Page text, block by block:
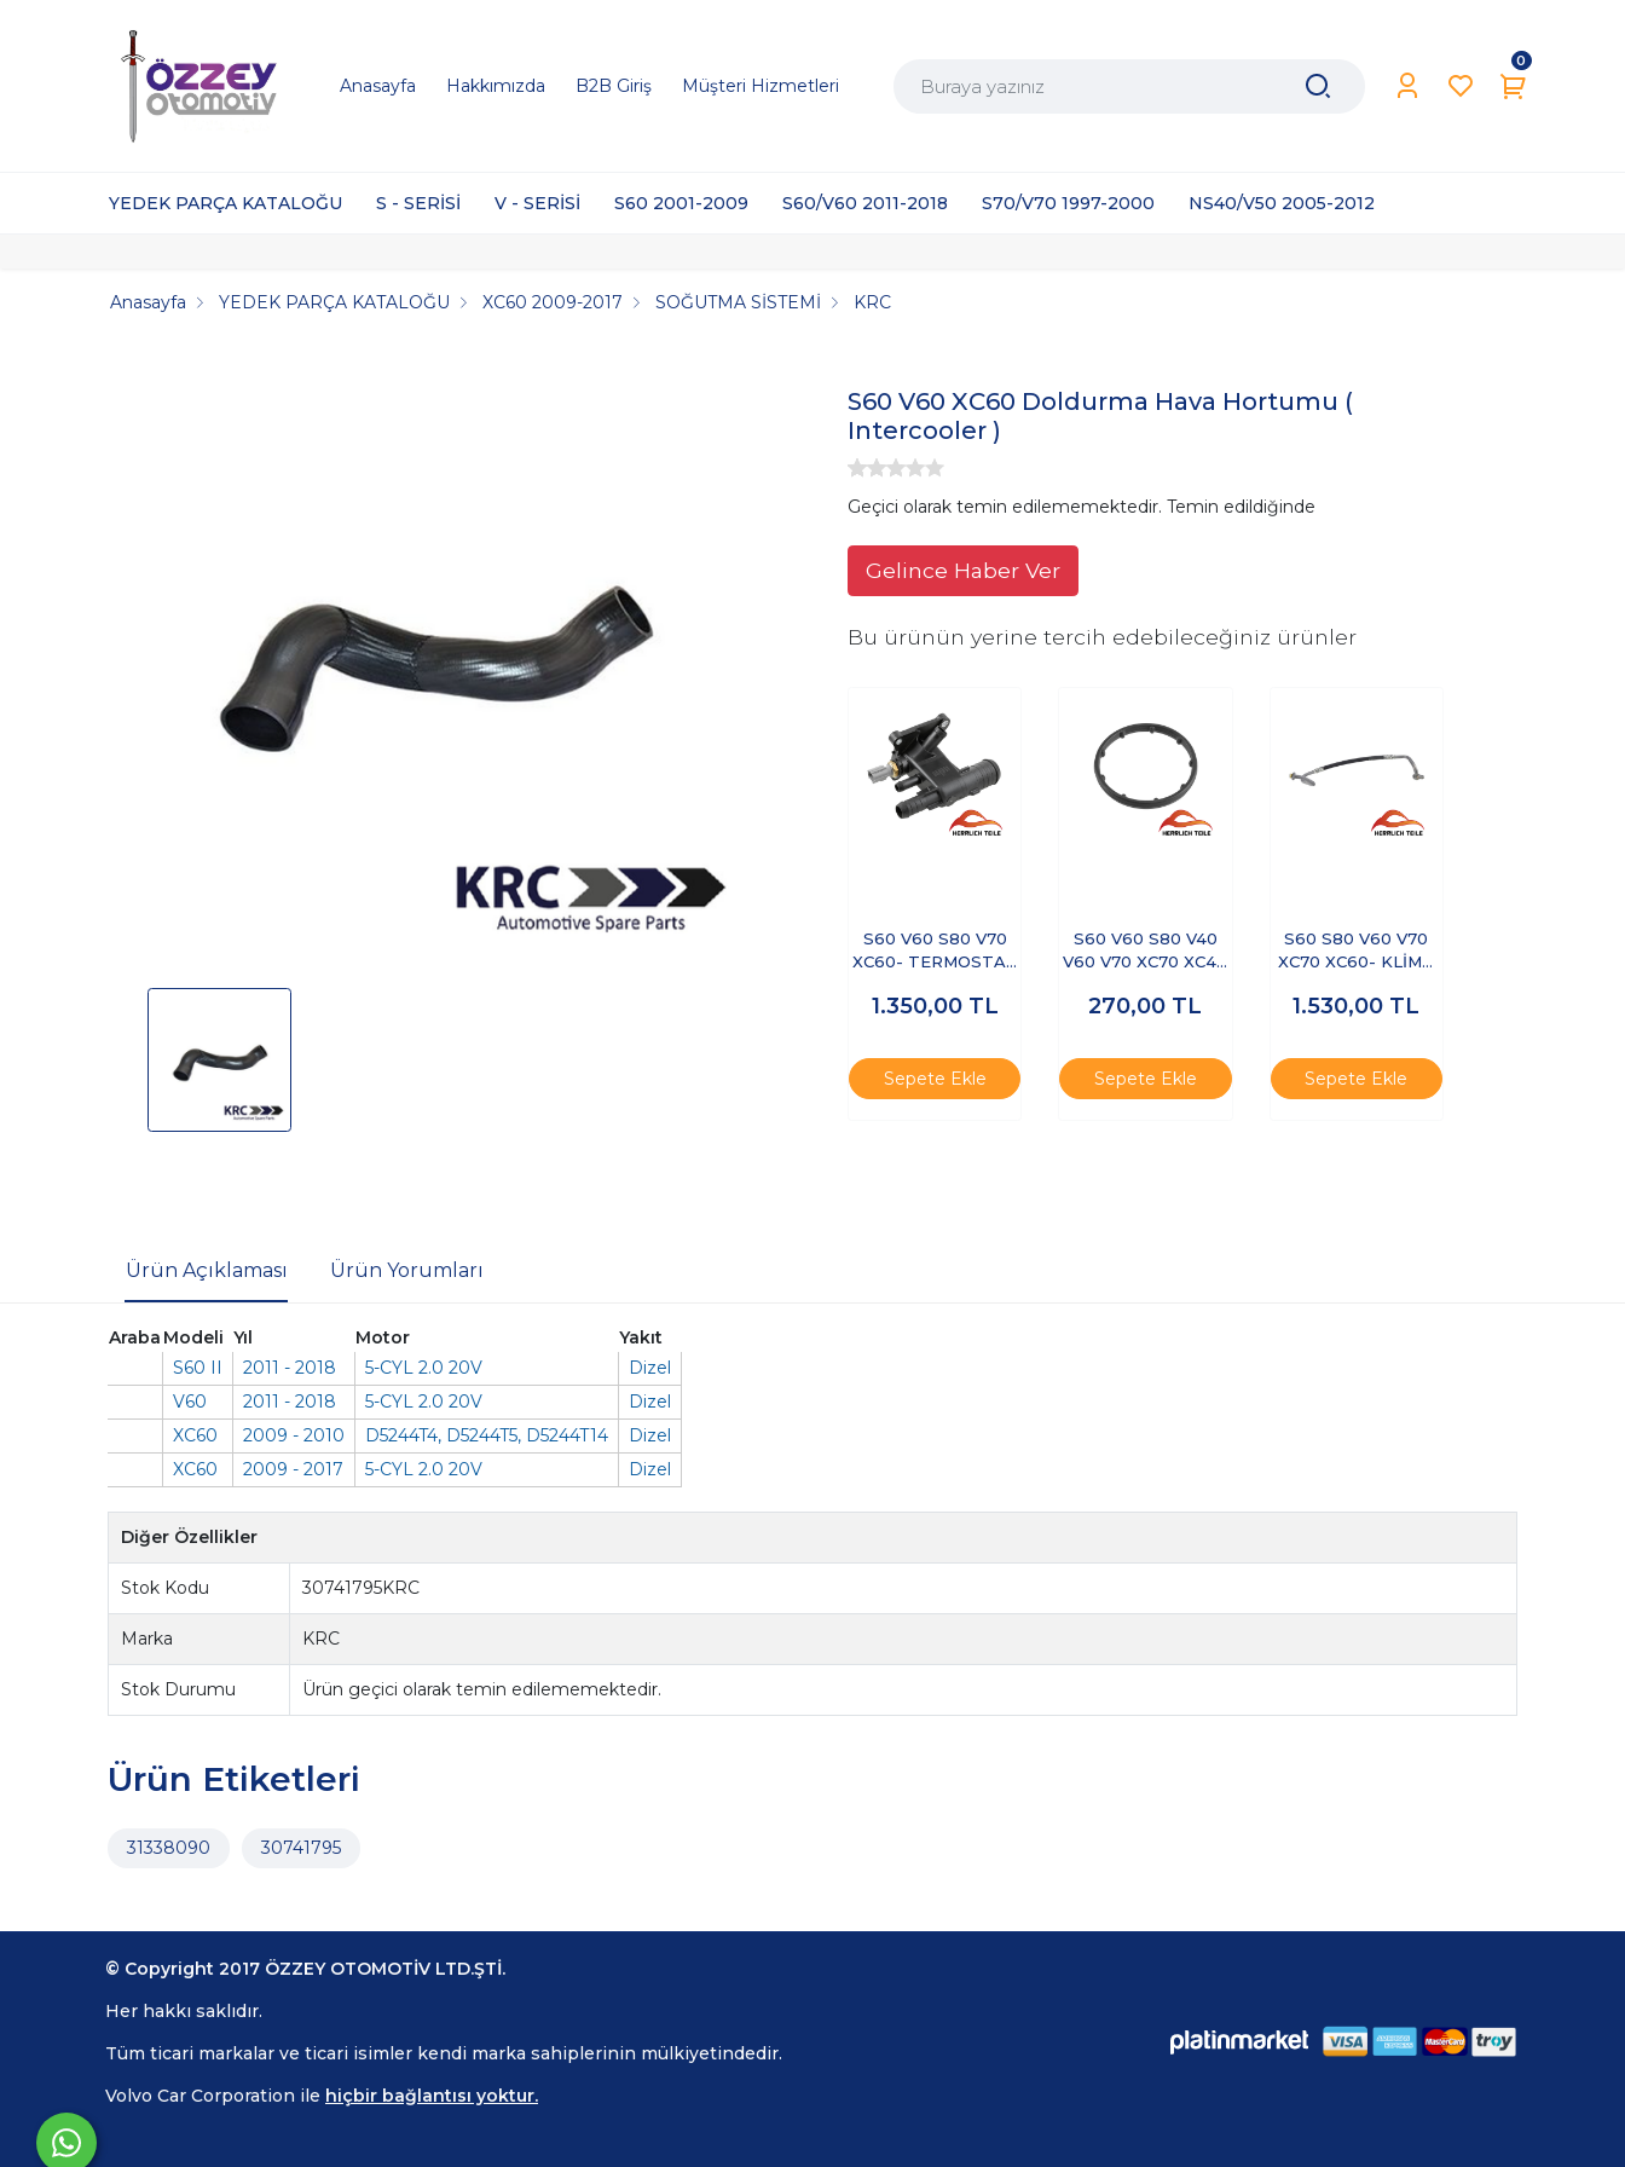
Anasayfa Hakkımızda B2B Giriş Müşteri Hizmetleri
0
YEDEK PARÇA KATALOĞU S - SERİSİ V - SERİSİ S60 2001-2009 S60/V60 2011-2018 S70/V70 1997-2000 NS40/V50 2005-2012
Anasayfa YEDEK PARÇA KATALOĞU XC60 2009-2017 SOĞUTMA SİSTEMİ KRC
S60 V60 XC60 Doldurma Hava Hortumu (
Intercooler )
Geçici olarak temin edilememektedir. Temin edildiğinde
Gelince Haber Ver
Bu ürünün yerine tercih edebileceğiniz ürünler
S60 V60 S80 V70
XC60- TERMOSTAT
1.350,00 TL
Sepete Ekle
S60 V60 S80 V40
V60 V70 XC70 XC40
SOĞUTUCU
270,00 TL
Sepete Ekle
S60 S80 V60 V70
XC70 XC60- KLİMA
1.530,00 TL
Sepete Ekle
Ürün Açıklaması Ürün Yorumları
Araba Modeli Yıl Motor
Yakıt
S60 II
2011 - 2018 5-CYL 2.0 20V
Dizel
V60
2011 - 2018 5-CYL 2.0 20V
Dizel
XC60
2009 - 2010 D5244T4, D5244T5, D5244T14
Dizel
XC60
2009 - 2017 5-CYL 2.0 20V Dizel
Diğer Özellikler
Stok Kodu 30741795KRC
Marka KRC
Stok Durumu Ürün geçici olarak temin edilememektedir.
Ürün Etiketleri
31338090 30741795
© Copyright 2017 ÖZZEY OTOMOTİV LTD.ŞTİ.
Her hakkı saklıdır.
Tüm ticari markalar ve ticari isimler kendi marka sahiplerinin mülkiyetindedir.
Volvo Car Corporation ile hiçbir bağlantısı yoktur.